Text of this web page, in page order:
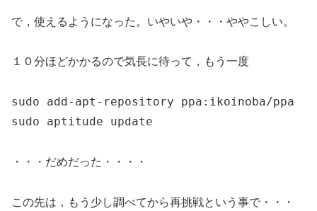
で，使えるようになった。いやいや・・・ややこしい。
１０分ほどかかるので気長に待って，もう一度
sudo add-apt-repository ppa:ikoinoba/ppa
sudo aptitude update
・・・だめだった・・・・
この先は，もう少し調べてから再挑戦という事で・・・